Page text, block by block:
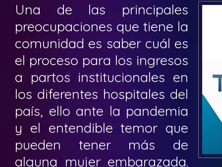
Una de las principales
preocupaciones que tiene la
comunidad es saber cuál es
el proceso para los ingresos
a partos institucionales en
los diferentes hospitales del
país, ello ante la pandemia
y el entendible temor que
pueden tener más de
alguna mujer embarazada.